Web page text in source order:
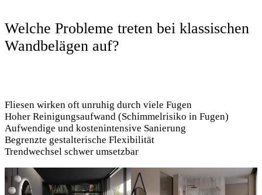
Welche Probleme treten bei klassischen
Wandbelägen auf?
Fliesen wirken oft unruhig durch viele Fugen
Hoher Reinigungsaufwand (Schimmelrisiko in Fugen)
Aufwendige und kostenintensive Sanierung
Begrenzte gestalterische Flexibilität
Trendwechsel schwer umsetzbar